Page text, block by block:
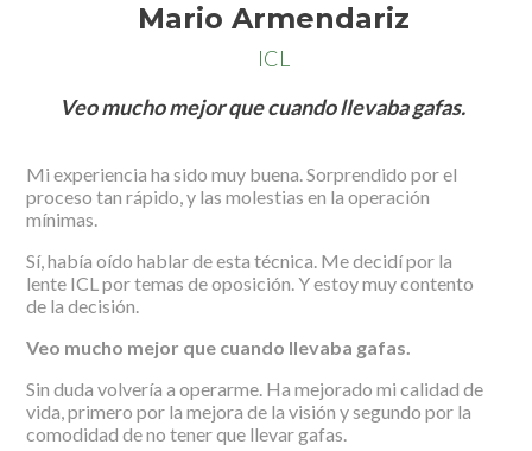
Mario Armendariz
ICL
Veo mucho mejor que cuando llevaba gafas.
Mi experiencia ha sido muy buena. Sorprendido por el
proceso tan rápido, y las molestias en la operación
mínimas.
Sí, había oído hablar de esta técnica. Me decidí por la
lente ICL por temas de oposición. Y estoy muy contento
de la decisión.
Veo mucho mejor que cuando llevaba gafas.
Sin duda volvería a operarme. Ha mejorado mi calidad de
vida, primero por la mejora de la visión y segundo por la
comodidad de no tener que llevar gafas.